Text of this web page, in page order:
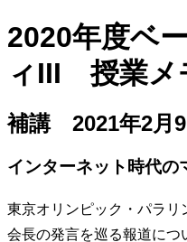
2020年度ベ
ィIII 授業メ
補講 2021年2月9
インターネット時代の
東京オリンピック・パラリ
会長の発言を巡る報道につ